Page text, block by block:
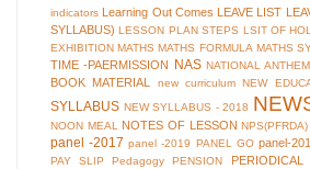
indicators Learning Out Comes LEAVE LIST
SYLLABUS) LESSON PLAN STEPS LSIT OF
EXHIBITION MATHS MATHS FORMULA MATHS
TIME -PAERMISSION
NAS NATIONAL ANTHEM
BOOK MATERIAL
new curriculum NEW
SYLLABUS NEW SYLLABUS - 2018
NOON MEAL
NOTES OF LESSON NPS(PFRDA)
panel -2017 panel -2019 PANEL GO panel-
PAY SLIP
Pedagogy PENSION PERIODICAL